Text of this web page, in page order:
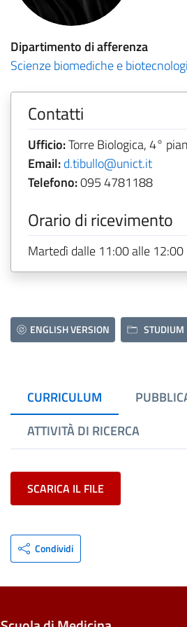
Dipartimento di afferenza
Scienze biomediche e
Contatti
Ufficio:Torre Biologica, 4°
Email:d.tibullo@unict.it
Telefono:095 4781188
Orario di ricevimento
Martedì dalle 11:00 alle 12:00
ENGLISH VERSION STUDIUM
CURRICULUM
ATTIVITÀ DI RICERCA
SCARICA IL FILE
Condividi